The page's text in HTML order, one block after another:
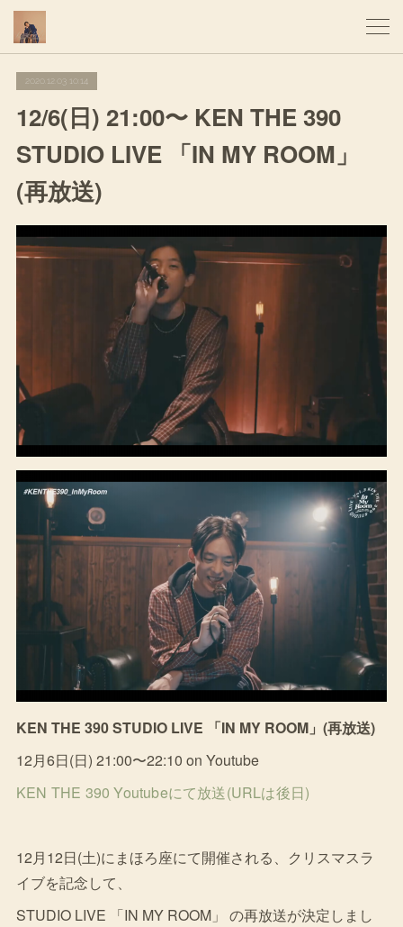
2020.12.03 10:14
12/6(日) 21:00〜 KEN THE 390
STUDIO LIVE 「IN MY ROOM」
(再放送)
KEN THE 390 STUDIO LIVE 「IN MY ROOM」(再放送)
12月6日(日) 21:00〜22:10 on Youtube
KEN THE 390 Youtubeにて放送(URLは後日)
12月12日(土)にまほろ座にて開催される、クリスマスラ
イブを記念して、
STUDIO LIVE 「IN MY ROOM」 の再放送が決定しまし